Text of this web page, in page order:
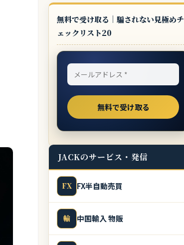
無料で受け取る｜騙されない見極めチ
ェックリスト20
JACKのサービス・発信
FX FX半自動売買
輸 中国輸入 物販